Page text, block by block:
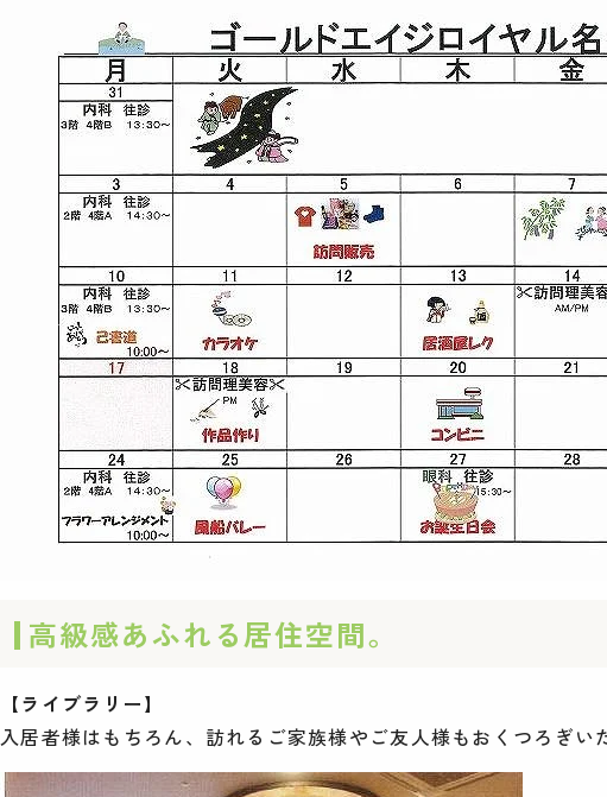
高級感あふれる居住空間。
【ライブラリー】
入居者様はもちろん、訪れるご家族様やご友人様もおくつろぎい